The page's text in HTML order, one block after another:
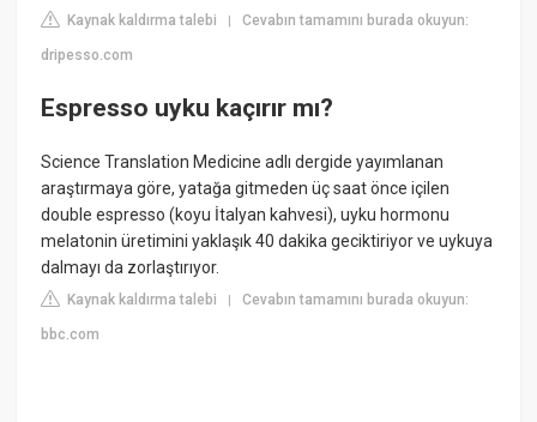
Kaynak kaldırma talebi |Cevabın tamamını burada okuyun:
dripesso.com
Espresso uyku kaçırır mı?
Science Translation Medicine adlı dergide yayımlanan
araştırmaya göre, yatağa gitmeden üç saat önce içilen
double espresso (koyu İtalyan kahvesi), uyku hormonu
melatonin üretimini yaklaşık 40 dakika geciktiriyor ve uykuya
dalmayı da zorlaştırıyor.
Kaynak kaldırma talebi |Cevabın tamamını burada okuyun:
bbc.com